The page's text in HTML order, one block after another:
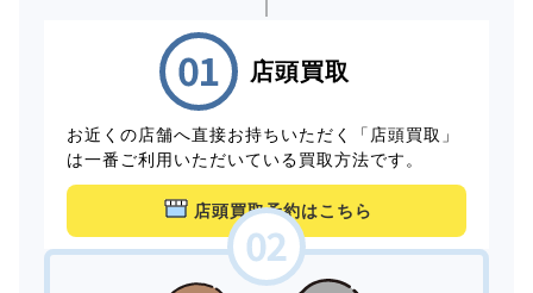
店頭買取
お近くの店舗へ直接お持ちいただく「店頭買取」
は一番ご利用いただいている買取方法です。
店頭買取予約はこちら